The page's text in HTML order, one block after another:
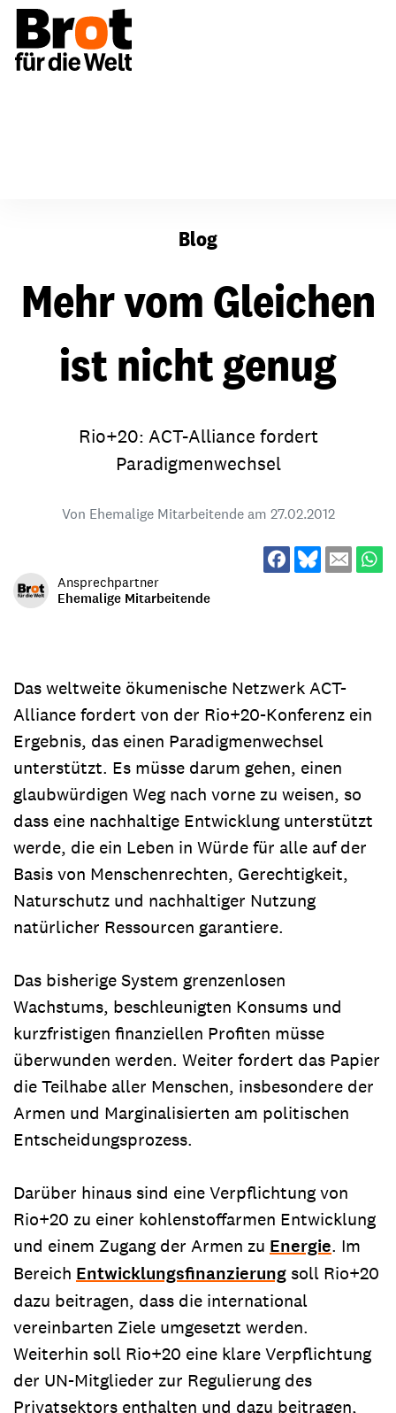
Blog
Mehr vom Gleichen
ist nicht genug
Rio+20: ACT-Alliance fordert
Paradigmenwechsel
Von Ehemalige Mitarbeitende am 27.02.2012
Ansprechpartner
Ehemalige Mitarbeitende
Das weltweite ökumenische Netzwerk ACT-
Alliance fordert von der Rio+20-Konferenz ein
Ergebnis, das einen Paradigmenwechsel
unterstützt. Es müsse darum gehen, einen
glaubwürdigen Weg nach vorne zu weisen, so
dass eine nachhaltige Entwicklung unterstützt
werde, die ein Leben in Würde für alle auf der
Basis von Menschenrechten, Gerechtigkeit,
Naturschutz und nachhaltiger Nutzung
natürlicher Ressourcen garantiere.
Das bisherige System grenzenlosen
Wachstums, beschleunigten Konsums und
kurzfristigen finanziellen Profiten müsse
überwunden werden. Weiter fordert das Papier
die Teilhabe aller Menschen, insbesondere der
Armen und Marginalisierten am politischen
Entscheidungsprozess.
Darüber hinaus sind eine Verpflichtung von
Rio+20 zu einer kohlenstoffarmen Entwicklung
und einem Zugang der Armen zu Energie. Im
Bereich Entwicklungsfinanzierung soll Rio+20
dazu beitragen, dass die international
vereinbarten Ziele umgesetzt werden.
Weiterhin soll Rio+20 eine klare Verpflichtung
der UN-Mitglieder zur Regulierung des
Privatsektors enthalten und dazu beitragen,